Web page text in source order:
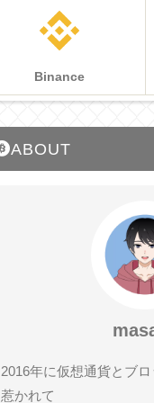
Binance
ABOUT
2016年に仮想通貨とブ
惹かれて